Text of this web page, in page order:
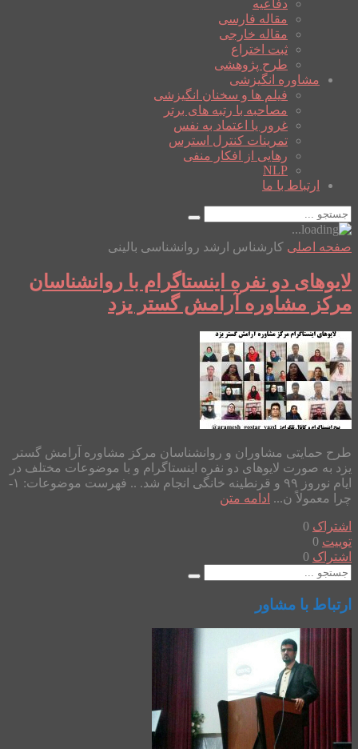
دفاعیه
مقاله فارسی
مقاله خارجی
ثبت اختراع
طرح پژوهشی
مشاوره انگیزشی
فیلم ها و سخنان انگیزشی
مصاحبه با رتبه های برتر
غرور یا اعتماد به نفس
تمرینات کنترل استرس
رهایی از افکار منفی
NLP
ارتباط با ما
صفحه اصلی کارشناس ارشد روانشناسی بالینی
لایوهای دو نفره اینستاگرام با روانشناسان
مرکز مشاوره آرامش گستر یزد
طرح حمایتی مشاوران و روانشناسان مرکز مشاوره آرامش گستر
یزد به صورت لایوهای دو نفره اینستاگرام و با موضوعات مختلف در
ایام نوروز ۹۹ و قرنطینه خانگی انجام شد. .. فهرست موضوعات: ۱-
چرا معمولاً ن... ادامه متن
اشتراک 0
توییت 0
اشتراک 0
ارتباط با مشاور